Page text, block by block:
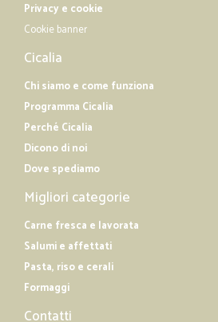
Privacy e cookie
Cookie banner
Cicalia
Chi siamo e come funziona
Programma Cicalia
Perché Cicalia
Dicono di noi
Dove spediamo
Migliori categorie
Carne fresca e lavorata
Salumi e affettati
Pasta, riso e cerali
Formaggi
Contatti